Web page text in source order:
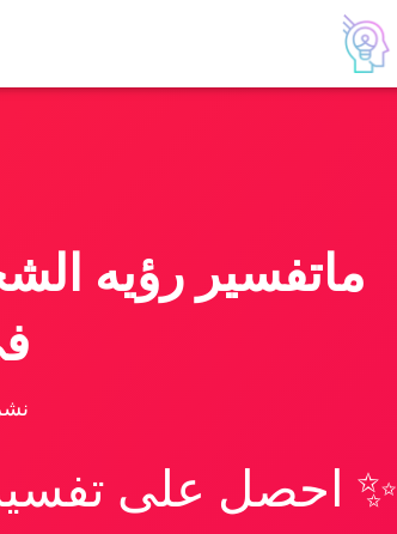
ماتفسير رؤيه
✨ احصل على